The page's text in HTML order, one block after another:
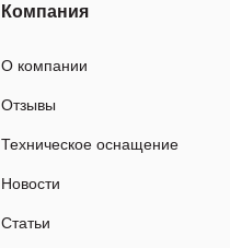
Компания
О компании
Отзывы
Техническое оснащение
Новости
Статьи